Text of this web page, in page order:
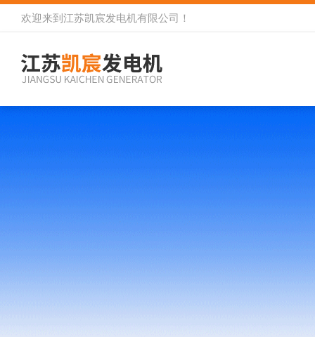
欢迎来到 江苏凯宸发电机有限公司 ！